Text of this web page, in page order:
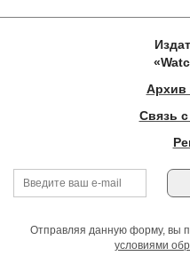
Архив
Связь
Отправляя данную форму, вы
условиями